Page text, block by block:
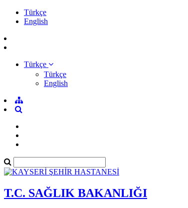
Türkçe
English
Türkçe
Türkçe
English
T.C. SAĞLIK BAKANLIĞI